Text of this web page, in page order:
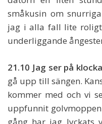
småkusin om
jag i alla fall lite
underliggande
21.10 Jag ser på
gå upp till sängen.
kommer med och vi
uppfunnit golvmoppen